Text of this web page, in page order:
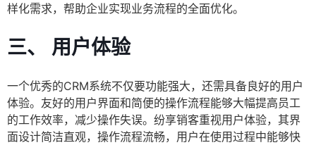
样化需求，帮助企业实现业务流程的全面优化。
三、 用户体验
一个优秀的CRM系统不仅要功能强大，还需具备良好的用户
体验。友好的用户界面和简便的操作流程能够大幅提高员工
的工作效率，减少操作失误。纷享销客重视用户体验，其界
面设计简洁直观，操作流程流畅，用户在使用过程中能够快